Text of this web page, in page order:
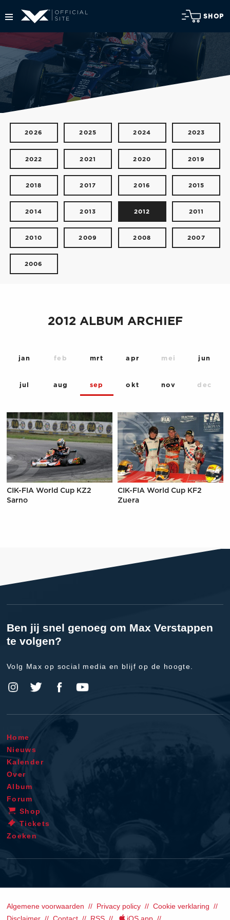
SHOP
2026 2025 2024 2023
2022 2021 2020 2019
2018 2017 2016 2015
2014 2013 2012 2011
2010 2009 2008 2007
2006
2012 ALBUM ARCHIEF
jan feb mrt apr mei jun
jul aug sep okt nov dec
CIK-FIA World Cup KZ2
Sarno
CIK-FIA World Cup KF2
Zuera
Ben jij snel genoeg om Max Verstappen
te volgen?
Volg Max op social media en blijf op de hoogte.
Home
Nieuws
Kalender
Over
Album
Forum
Shop
Tickets
Zoeken
Algemene voorwaarden Privacy policy
Cookie verklaring